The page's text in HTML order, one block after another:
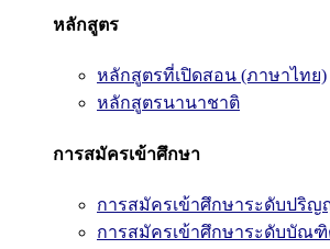
หลักสูตร
หลักสูตรที่เปิดสอน (ภาษาไทย)
หลักสูตรนานาชาติ
การสมัครเข้าศึกษา
การสมัครเข้าศึกษาระดับปริ
การสมัครเข้าศึกษาระดับบัณ